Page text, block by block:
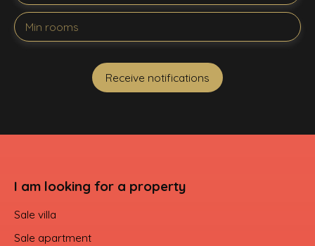
Min rooms
Receive notifications
I am looking for a property
Sale villa
Sale apartment